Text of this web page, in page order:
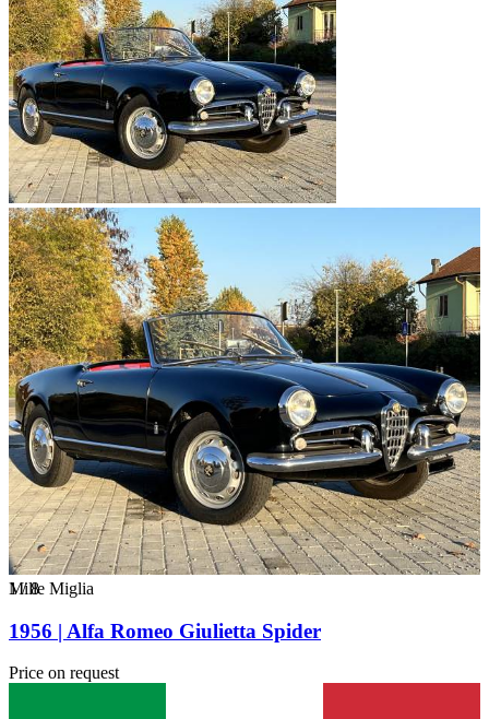
1/8
Mille Miglia
1956 | Alfa Romeo Giulietta Spider
Price on request